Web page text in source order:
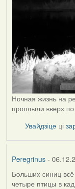
Ночная жизнь на
проплыли вверх
Увайдзіце ці
Peregrinus-
Больших синиц
четыре птицы в